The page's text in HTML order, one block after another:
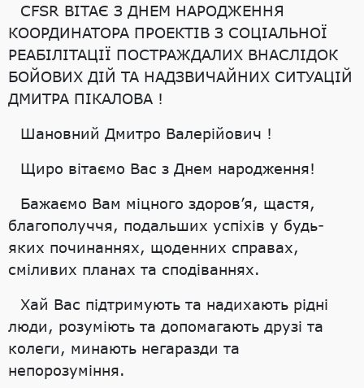
CFSR ВІТАЄ З ДНЕМ НАРОДЖЕННЯ
КООРДИНАТОРА ПРОЕКТІВ З СОЦІАЛЬНОЇ
РЕАБІЛІТАЦІЇ ПОСТРАЖДАЛИХ ВНАСЛІДОК
БОЙОВИХ ДІЙ ТА НАДЗВИЧАЙНИХ СИТУАЦІЙ
ДМИТРА ПІКАЛОВА !
Шановний Дмитро Валерійович !
Щиро вітаємо Вас з Днем народження!
Бажаємо Вам міцного здоров’я, щастя,
благополуччя, подальших успіхів у будь-
яких починаннях, щоденних справах,
сміливих планах та сподіваннях.
Хай Вас підтримують та надихають рідні
люди, розуміють та допомагають друзі та
колеги, минають негаразди та
непорозуміння.